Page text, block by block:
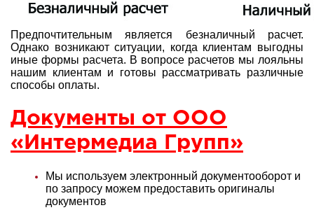
Предпочтительным является безналичный расчет.
Однако возникают ситуации, когда клиентам выгодны
иные формы расчета. В вопросе расчетов мы лояльны
нашим клиентам и готовы рассматривать различные
способы оплаты.
Документы от ООО
«Интермедиа Групп»
Мы используем электронный документооборот и
по запросу можем предоставить оригиналы
документов